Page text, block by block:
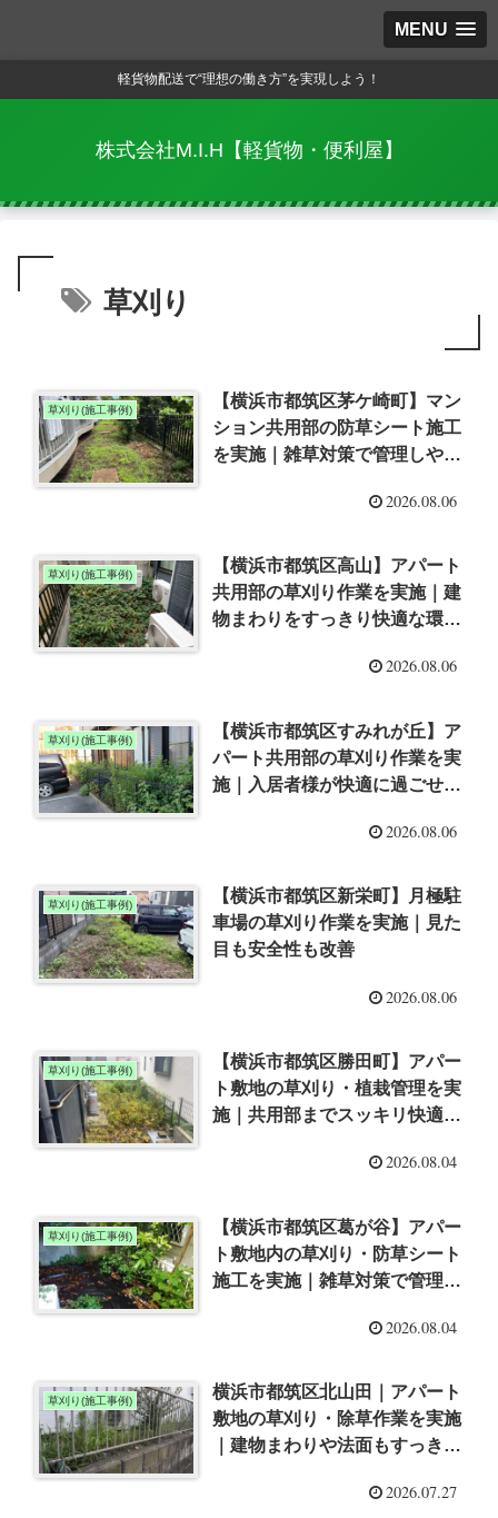
MENU
軽貨物配送で“理想の働き方”を実現しよう！
株式会社M.I.H【軽貨物・便利屋】
草刈り
草刈り(施工事例)
【横浜市都筑区茅ケ崎町】マン
ション共用部の防草シート施工
を実施｜雑草対策で管理しやす
2026.08.06
草刈り(施工事例)
【横浜市都筑区高山】アパート
共用部の草刈り作業を実施｜建
物まわりをすっきり快適な環境
2026.08.06
草刈り(施工事例)
【横浜市都筑区すみれが丘】ア
パート共用部の草刈り作業を実
施｜入居者様が快適に過ごせる
2026.08.06
草刈り(施工事例)
【横浜市都筑区新栄町】月極駐
車場の草刈り作業を実施｜見た
目も安全性も改善
2026.08.06
草刈り(施工事例)
【横浜市都筑区勝田町】アパー
ト敷地の草刈り・植栽管理を実
施｜共用部までスッキリ快適な
2026.08.04
草刈り(施工事例)
【横浜市都筑区葛が谷】アパー
ト敷地内の草刈り・防草シート
施工を実施｜雑草対策で管理し
2026.08.04
草刈り(施工事例)
横浜市都筑区北山田｜アパート
敷地の草刈り・除草作業を実施
｜建物まわりや法面もすっきり
2026.07.27